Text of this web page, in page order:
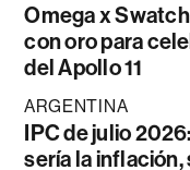
Omega x
con oro para
del Apollo 11
ARGENTINA
IPC de julio
sería la inflación,